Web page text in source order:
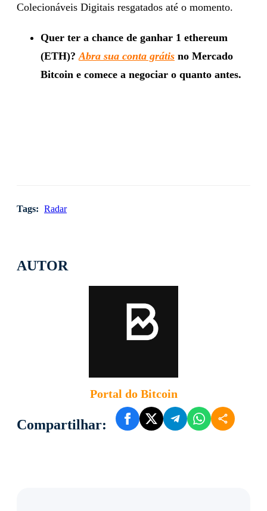
AUTOR
Portal do Bitcoin
Compartilhar:
Colecionáveis Digitais resgatados até o momento.
Quer ter a chance de ganhar 1 ethereum
(ETH)? Abra sua conta grátis no Mercado
Bitcoin e comece a negociar o quanto antes.
Tags: Radar